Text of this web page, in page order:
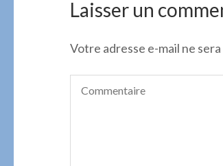
Laisser un
Votre adresse e-mail ne